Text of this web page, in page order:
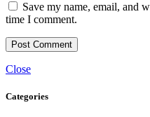
Save my name, email, and
time I comment.
Close
Categories